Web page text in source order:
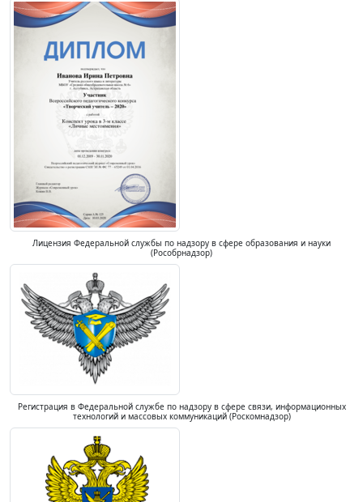
Лицензия Федеральной службы по надзору в сфере образования и науки
(Рособрнадзор)
Регистрация в Федеральной службе по надзору в сфере связи, информационных
технологий и массовых коммуникаций (Роскомнадзор)